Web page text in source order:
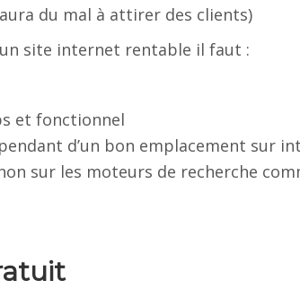
du mal à attirer des clients)
site internet rentable il faut :
et fonctionnel
d’un bon emplacement sur
sur les moteurs de recherche